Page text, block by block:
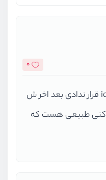
0
متین جان تو جدول اصلا فیلد id قرار ندادی بعد اخر ش
اومدی id رو میخوای primary کنی طبیعی هست که